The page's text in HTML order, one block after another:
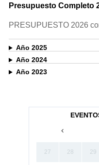
Presupuesto Completo
PRESUPUESTO 2026
Año 2025
Año 2024
Año 2023
27 28 29